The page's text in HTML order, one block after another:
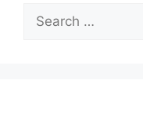
Search
for: